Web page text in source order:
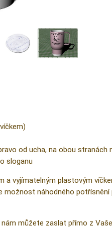
od ucha, na obou stranách
sloganu
a vyjímatelným plastovým
náhodného
můžete zaslat přímo z